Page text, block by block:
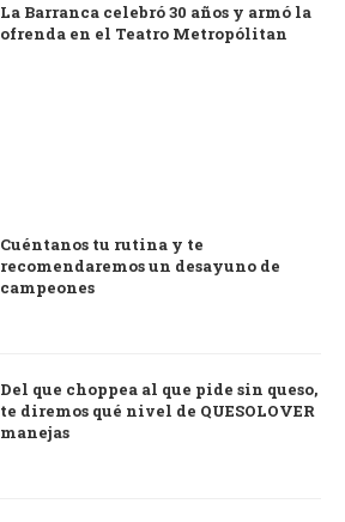
La Barranca celebró 30 años y armó la
ofrenda en el Teatro Metropólitan
Cuéntanos tu rutina y te
recomendaremos un desayuno de
campeones
Del que choppea al que pide sin queso,
te diremos qué nivel de QUESOLOVER
manejas